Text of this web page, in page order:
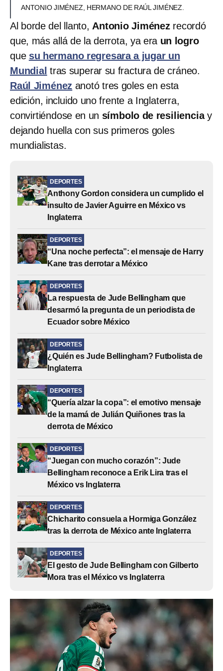
ANTONIO JIMÉNEZ, HERMANO DE RAÚL JIMÉNEZ.
Al borde del llanto, Antonio Jiménezrecordó
que, más allá de la derrota, ya era un logro
que su hermano regresara a jugar un
Mundial tras superar su fractura de cráneo.
Raúl Jiménez anotó tres goles en esta
edición, incluido uno frente a Inglaterra,
convirtiéndose en un símbolo de resilienciay
dejando huella con sus primeros goles
mundialistas.
DEPORTES
Anthony Gordon considera un cumplido el
insulto de Javier Aguirre en México vs
Inglaterra
DEPORTES
“Una noche perfecta”: el mensaje de Harry
Kane tras derrotar a México
DEPORTES
La respuesta de Jude Bellingham que
desarmó la pregunta de un periodista de
Ecuador sobre México
DEPORTES
¿Quién es Jude Bellingham? Futbolista de
Inglaterra
DEPORTES
“Quería alzar la copa”: el emotivo mensaje
de la mamá de Julián Quiñones tras la
derrota de México
DEPORTES
“Juegan con mucho corazón”: Jude
Bellingham reconoce a Erik Lira tras el
México vs Inglaterra
DEPORTES
Chicharito consuela a Hormiga González
tras la derrota de México ante Inglaterra
DEPORTES
El gesto de Jude Bellingham con Gilberto
Mora tras el México vs Inglaterra